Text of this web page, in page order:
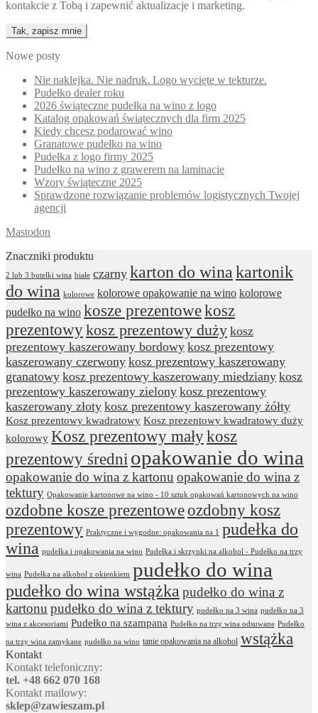
kontakcie z Tobą i zapewnić aktualizacje i marketing.
Nowe posty
Nie naklejka. Nie nadruk. Logo wycięte w tekturze.
Pudełko dealer roku
2026 świąteczne pudełka na wino z logo
Katalog opakowań świątecznych dla firm 2025
Kiedy chcesz podarować wino
Granatowe pudełko na wino
Pudełka z logo firmy 2025
Pudełko na wino z grawerem na laminacie
Wzory świąteczne 2025
Sprawdzone rozwiązanie problemów logistycznych Twojej
agencji
Mastodon
Znaczniki produktu
2 lub 3 butelki wina białe czarny karton do wina kartonik
do wina kolorowe kolorowe opakowanie na wino kolorowe
pudełko na wino kosze prezentowekosz
prezentowykosz prezentowy duży kosz
prezentowy kaszerowany bordowy kosz prezentowy
kaszerowany czerwony kosz prezentowy kaszerowany
granatowy kosz prezentowy kaszerowany miedziany kosz
prezentowy kaszerowany zielony kosz prezentowy
kaszerowany złoty kosz prezentowy kaszerowany żółty
Kosz prezentowy kwadratowy Kosz prezentowy kwadratowy duży
kolorowy Kosz prezentowy małykosz
prezentowy średni opakowanie do wina
opakowanie do wina z kartonu opakowanie do wina z
tektury Opakowanie kartonowe na wino - 10 sztuk opakowań kartonowych na wino
ozdobne kosze prezentoweozdobny kosz
prezentowy Praktyczne i wygodne: opakowania na 1
pudełka do
wina pudełka i opakowania na wino Pudełka i skrzynki na alkohol - Pudełko na trzy
wina Pudełka na alkohol z okienkiem pudełko do wina
pudełko do wina wstążka pudełko do wina z
kartonu pudełko do wina z tektury pudełko na 3 wina pudełko na 3
wina z akcesoriami Pudełko na szampana Pudełko na trzy wina odsuwane Pudełko
na trzy wina zamykane pudełko na wino tanie opakowania na alkohol wstążka
Kontakt
Kontakt telefoniczny:
tel. +48 662 070 168
Kontakt mailowy:
sklep@zawieszam.pl